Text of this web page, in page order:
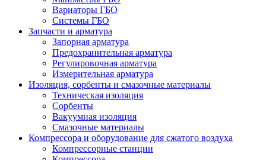
Вариаторы ГБО
Системы ГБО
Запчасти и арматура
Запорная арматура
Предохранительная арматура
Регулировочная арматура
Измерительная арматура
Изоляция, сорбенты и смазочные материалы
Техническая изоляция
Сорбенты
Вакуумная изоляция
Смазочные материалы
Компрессора и оборудование для сжатого воздуха
Компрессорные станции